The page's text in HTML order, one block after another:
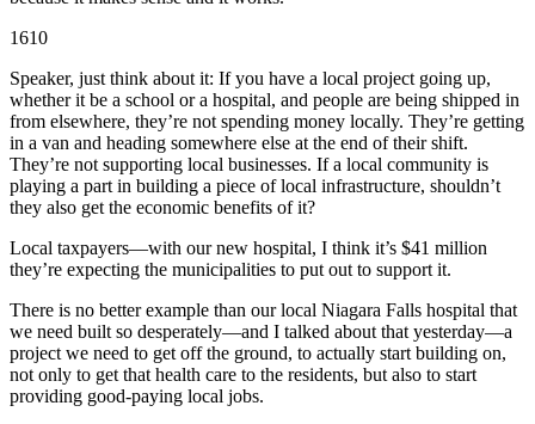
1610
Speaker, just think about it: If you have a local project going up,
whether it be a school or a hospital, and people are being shipped in
from elsewhere, they’re not spending money locally. They’re getting
in a van and heading somewhere else at the end of their shift.
They’re not supporting local businesses. If a local community is
playing a part in building a piece of local infrastructure, shouldn’t
they also get the economic benefits of it?
Local taxpayers—with our new hospital, I think it’s $41 million
they’re expecting the municipalities to put out to support it.
There is no better example than our local Niagara Falls hospital that
we need built so desperately—and I talked about that yesterday—a
project we need to get off the ground, to actually start building on,
not only to get that health care to the residents, but also to start
providing good-paying local jobs.